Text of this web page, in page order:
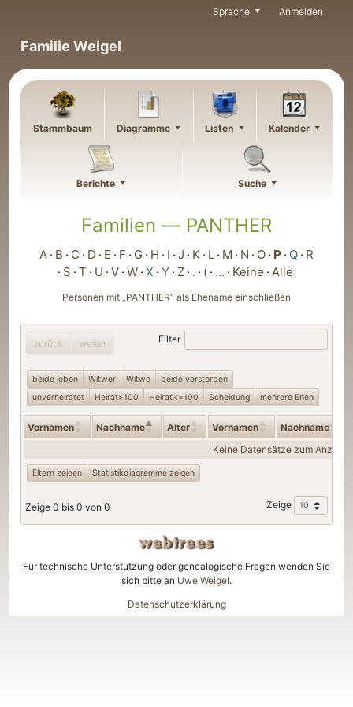
Familie Weigel
Sprache Anmelden
Stammbaum Diagramme Listen Kalender
Berichte Suche
Familien — PANTHER
A B C D E F G H I J K L M N O P Q R
S T U V W X Y Z . ( … Keine Alle
Personen mit „PANTHER“ als Ehename einschließen
zurück weiter Filter
beide leben Witwer Witwe
beide verstorben
unverheiratet
Heirat>100 Heirat<=100 Scheidung mehrere Ehen
Vornamen Nachname Alter Vornamen Nachname
Keine Datensätze zum
Eltern zeigen Statistikdiagramme zeigen
Zeige 0 bis 0 von 0 Zeige
Für technische Unterstützung oder genealogische Fragen wenden Sie
sich bitte an Uwe Weigel.
Datenschutzerklärung